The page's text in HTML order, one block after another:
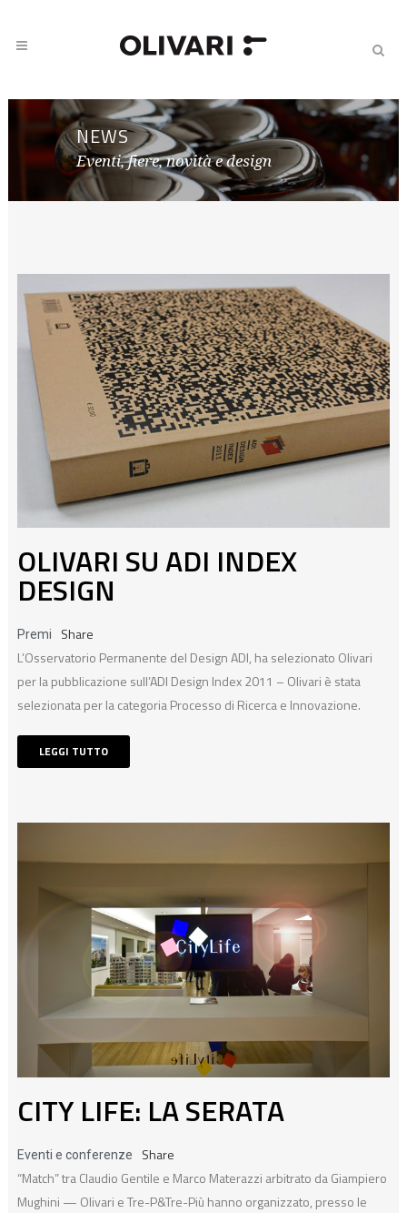
NEWS
Eventi, fiere, novità e design
OLIVARI SU ADI INDEX
DESIGN
Premi
Share
L’Osservatorio Permanente del Design ADI, ha selezionato Olivari
per la pubblicazione sull’ADI Design Index 2011 – Olivari è stata
selezionata per la categoria Processo di Ricerca e Innovazione.
LEGGI TUTTO
CITY LIFE: LA SERATA
Eventi e conferenze
Share
“Match” tra Claudio Gentile e Marco Materazzi arbitrato da Giampiero
Mughini — Olivari e Tre-P&Tre-Più hanno organizzato, presso le